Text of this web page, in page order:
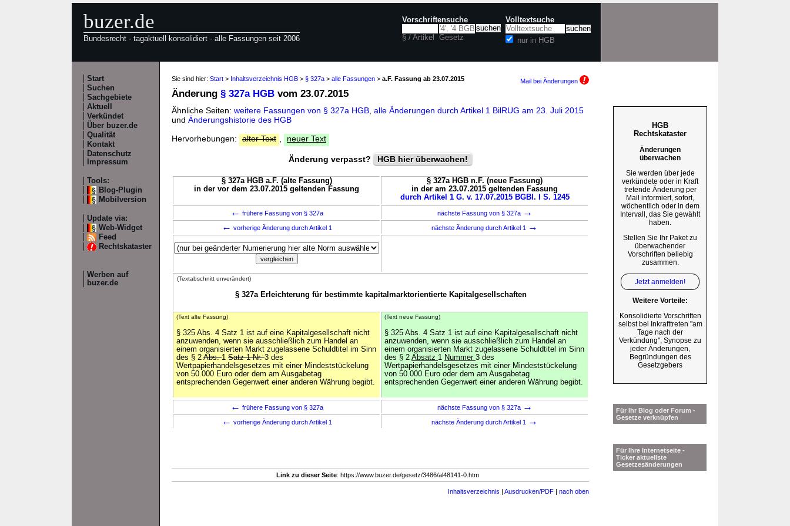
buzer.de
Bundesrecht - tagaktuell konsolidiert - alle Fassungen seit 2006
Vorschriftensuche
§ / Artikel Gesetz
Volltextsuche
nur in HGB
Start
Suchen
Sachgebiete
Aktuell
Verkündet
Über buzer.de
Qualität
Kontakt
Datenschutz
Impressum
Tools:
Blog-Plugin
Mobilversion
Update via:
Web-Widget
Feed
Rechtskataster
Werben auf
buzer.de
Sie sind hier: Start > Inhaltsverzeichnis HGB > § 327a > alle Fassungen > a.F. Fassung ab 23.07.2015 Mail bei Änderungen
Änderung § 327a HGB vom 23.07.2015
Ähnliche Seiten: weitere Fassungen von § 327a HGB alle Änderungen durch Artikel 1 BilRUG am 23. Juli 2015
und Änderungshistorie des HGB
Hervorhebungen:
alter Text neuer Text
Änderung verpasst? HGB hier überwachen!
§ 327a HGB a.F. (alte Fassung)
in der vor dem 23.07.2015 geltenden Fassung
§ 327a HGB n.F. (neue Fassung)
in der am 23.07.2015 geltenden Fassung
durch Artikel 1 G. v. 17.07.2015 BGBl. I S. 1245
← frühere Fassung von § 327a nächste Fassung von § 327a →
← vorherige Änderung durch Artikel 1 nächste Änderung durch Artikel 1 →
(Textabschnitt unverändert)
§ 327a Erleichterung für bestimmte kapitalmarktorientierte Kapitalgesellschaften
(Text alte Fassung)
§ 325 Abs. 4 Satz 1 ist auf eine Kapitalgesellschaft nicht
anzuwenden, wenn sie ausschließlich zum Handel an
einem organisierten Markt zugelassene Schuldtitel im Sinn
des § 2 Abs.1 Satz 1 Nr.3 des
Wertpapierhandelsgesetzes mit einer Mindeststückelung
von 50.000 Euro oder dem am Ausgabetag
entsprechenden Gegenwert einer anderen Währung begibt.
(Text neue Fassung)
§ 325 Abs. 4 Satz 1 ist auf eine Kapitalgesellschaft nicht
anzuwenden, wenn sie ausschließlich zum Handel an
einem organisierten Markt zugelassene Schuldtitel im Sinn
des § 2 Absatz 1 Nummer 3 des
Wertpapierhandelsgesetzes mit einer Mindeststückelung
von 50.000 Euro oder dem am Ausgabetag
entsprechenden Gegenwert einer anderen Währung begibt.
← frühere Fassung von § 327a nächste Fassung von § 327a →
← vorherige Änderung durch Artikel 1 nächste Änderung durch Artikel 1 →
Link zu dieser Seite: https://www.buzer.de/gesetz/3486/al48141-0.htm
Inhaltsverzeichnis | Ausdrucken/PDF | nach oben
HGB
Rechtskataster
Änderungen
überwachen
Sie werden über jede
verkündete oder in Kraft
tretende Änderung per
Mail informiert, sofort,
wöchentlich oder in dem
Intervall, das Sie gewählt
haben.
Stellen Sie Ihr Paket zu
überwachender
Vorschriften beliebig
zusammen.
Jetzt anmelden!
Weitere Vorteile:
Konsolidierte Vorschriften
selbst bei Inkrafttreten "am
Tage nach der
Verkündung", Synopse zu
jeder Änderungen,
Begründungen des
Gesetzgebers
Für Ihr Blog oder Forum -
Gesetze verknüpfen
Für Ihre Internetseite -
Ticker aktuellste
Gesetzesänderungen